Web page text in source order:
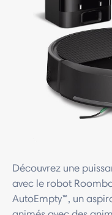
Découvrez une
avec le robot
AutoEmpty™, un